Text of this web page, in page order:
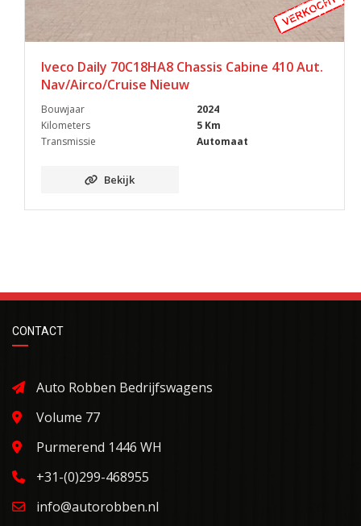
Iveco Daily 70C18HA8 Chassis Cabine 410 Aut.
Nav/Airco/Cruise Nieuw
Bouwjaar
2024
Kilometers
5 Km
Transmissie
Automaat
Bekijk
CONTACT
Auto Robben Bedrijfswagens
Volume 77
Purmerend 1446 WH
+31-(0)299-468955
info@autorobben.nl